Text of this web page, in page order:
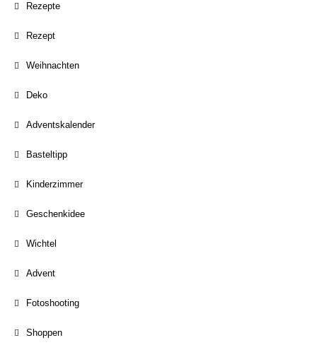
Rezepte
Rezept
Weihnachten
Deko
Adventskalender
Basteltipp
Kinderzimmer
Geschenkidee
Wichtel
Advent
Fotoshooting
Shoppen